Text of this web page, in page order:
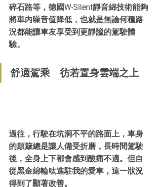
碎石路等，德國W-Silent靜音綿技術能夠
將車內噪音值降低，也就是無論何種路
況都能讓車友享受到更靜謐的駕駛體
驗。
舒適駕乘 彷若置身雲端之上
過往，行駛在坑洞不平的路面上，車身
的顛簸總是讓人備受折磨，長時間駕駛
後，全身上下都會感到酸痛不適。但自
從黑金綿輪呔進駐我的愛車，這一狀況
得到了顯著改善。